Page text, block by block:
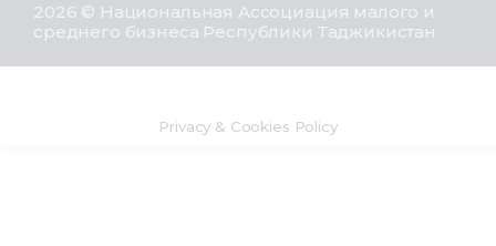
2026 © Национальная Ассоциация малого и
среднего бизнеса Республики Таджикистан
Privacy & Cookies Policy